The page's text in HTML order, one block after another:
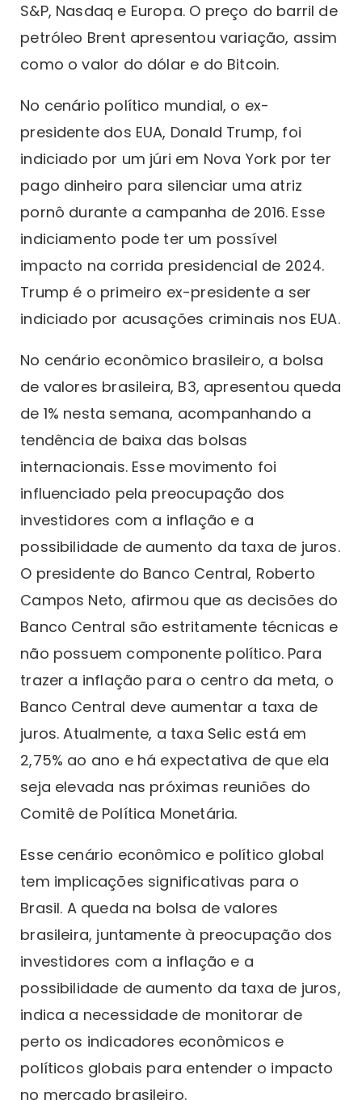
S&P, Nasdaq e Europa. O preço do barril de
petróleo Brent apresentou variação, assim
como o valor do dólar e do Bitcoin.
No cenário político mundial, o ex-
presidente dos EUA, Donald Trump, foi
indiciado por um júri em Nova York por ter
pago dinheiro para silenciar uma atriz
pornô durante a campanha de 2016. Esse
indiciamento pode ter um possível
impacto na corrida presidencial de 2024.
Trump é o primeiro ex-presidente a ser
indiciado por acusações criminais nos EUA.
No cenário econômico brasileiro, a bolsa
de valores brasileira, B3, apresentou queda
de 1% nesta semana, acompanhando a
tendência de baixa das bolsas
internacionais. Esse movimento foi
influenciado pela preocupação dos
investidores com a inflação e a
possibilidade de aumento da taxa de juros.
O presidente do Banco Central, Roberto
Campos Neto, afirmou que as decisões do
Banco Central são estritamente técnicas e
não possuem componente político. Para
trazer a inflação para o centro da meta, o
Banco Central deve aumentar a taxa de
juros. Atualmente, a taxa Selic está em
2,75% ao ano e há expectativa de que ela
seja elevada nas próximas reuniões do
Comitê de Política Monetária.
Esse cenário econômico e político global
tem implicações significativas para o
Brasil. A queda na bolsa de valores
brasileira, juntamente à preocupação dos
investidores com a inflação e a
possibilidade de aumento da taxa de juros,
indica a necessidade de monitorar de
perto os indicadores econômicos e
políticos globais para entender o impacto
no mercado brasileiro.